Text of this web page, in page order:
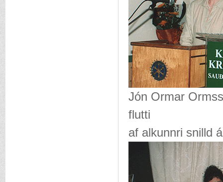
Jón Ormar
flutti
af alkunnri snilld